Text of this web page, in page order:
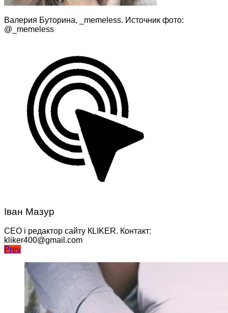
Валерия Буторина, _memeless. Источник фото:
@_memeless
Іван Мазур
CEO і редактор сайту КLIKER. Контакт:
kliker400@gmail.com
Навігація
записів
Prev